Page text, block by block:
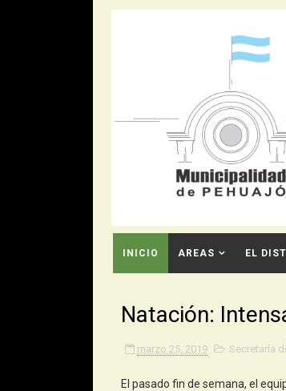
INICIO AREAS EL
Natación:
marzo 25, 2019 Secretaría
El pasado fin de semana, el